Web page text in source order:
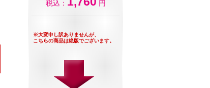
税込： 円
※大変申し訳ありませんが、
こちらの商品は絶版でございます。